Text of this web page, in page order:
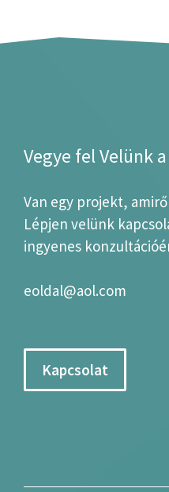
Vegye fel Velünk
Van egy projekt,
Lépjen velünk
ingyenes
eoldal@aol.com
Kapcsolat